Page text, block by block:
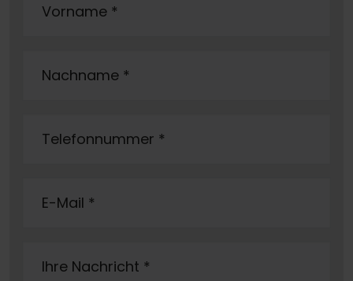
Vorname *
Nachname *
Telefonnummer *
E-Mail *
Ihre Nachricht *